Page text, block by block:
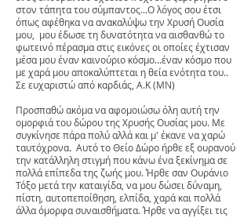
στον τάπητα του σύμπαντος...Ο λόγος σου έτσι
όπως αφέθηκα να ανακαλύψω την Χρυσή Ουσία
μου, μου έδωσε τη δυνατότητα να αισθανθώ το
φωτεινό πέρασμα στις εικόνες οι οποίες έχτισαν
μέσα μου έναν καινούριο κόσμο...έναν κόσμο που
με χαρά μου αποκαλύπτεται η θεία ενότητα του..
Σε ευχαριστώ από καρδιάς, Α.Κ (ΜΝ)
Προσπαθώ ακόμα να αφομοιώσω όλη αυτή την
ομορφιά του δώρου της Χρυσής Ουσίας μου. Με
συγκίνησε πάρα πολύ αλλά και μ' έκανε να χαρώ
ταυτόχρονα. Αυτό το Θείο Δώρο ήρθε εξ ουρανού
την κατάλληλη στιγμή που κάνω ένα ξεκίνημα σε
πολλά επίπεδα της ζωής μου. Ήρθε σαν Ουράνιο
Τόξο μετά την καταιγίδα, να μου δώσει δύναμη,
πίστη, αυτοπεποίθηση, ελπίδα, χαρά και πολλά
άλλα όμορφα συναισθήματα. Ήρθε να αγγίξει τις